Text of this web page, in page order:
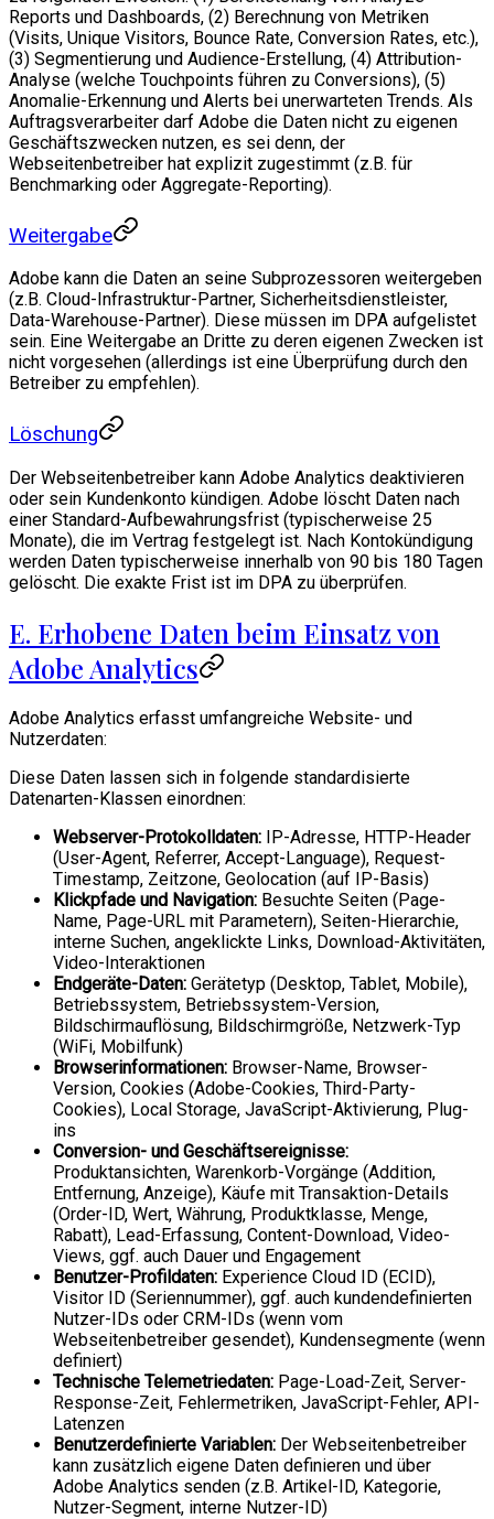
Reports und Dashboards, (2) Berechnung von Metriken
(Visits, Unique Visitors, Bounce Rate, Conversion Rates, etc.),
(3) Segmentierung und Audience-Erstellung, (4) Attribution-
Analyse (welche Touchpoints führen zu Conversions), (5)
Anomalie-Erkennung und Alerts bei unerwarteten Trends. Als
Auftragsverarbeiter darf Adobe die Daten nicht zu eigenen
Geschäftszwecken nutzen, es sei denn, der
Webseitenbetreiber hat explizit zugestimmt (z.B. für
Benchmarking oder Aggregate-Reporting).
Weitergabe
Adobe kann die Daten an seine Subprozessoren weitergeben
(z.B. Cloud-Infrastruktur-Partner, Sicherheitsdienstleister,
Data-Warehouse-Partner). Diese müssen im DPA aufgelistet
sein. Eine Weitergabe an Dritte zu deren eigenen Zwecken ist
nicht vorgesehen (allerdings ist eine Überprüfung durch den
Betreiber zu empfehlen).
Löschung
Der Webseitenbetreiber kann Adobe Analytics deaktivieren
oder sein Kundenkonto kündigen. Adobe löscht Daten nach
einer Standard-Aufbewahrungsfrist (typischerweise 25
Monate), die im Vertrag festgelegt ist. Nach Kontokündigung
werden Daten typischerweise innerhalb von 90 bis 180 Tagen
gelöscht. Die exakte Frist ist im DPA zu überprüfen.
E. Erhobene Daten beim Einsatz von
Adobe Analytics
Adobe Analytics erfasst umfangreiche Website- und
Nutzerdaten:
Diese Daten lassen sich in folgende standardisierte
Datenarten-Klassen einordnen:
Webserver-Protokolldaten: IP-Adresse, HTTP-Header
(User-Agent, Referrer, Accept-Language), Request-
Timestamp, Zeitzone, Geolocation (auf IP-Basis)
Klickpfade und Navigation: Besuchte Seiten (Page-
Name, Page-URL mit Parametern), Seiten-Hierarchie,
interne Suchen, angeklickte Links, Download-Aktivitäten,
Video-Interaktionen
Endgeräte-Daten: Gerätetyp (Desktop, Tablet, Mobile),
Betriebssystem, Betriebssystem-Version,
Bildschirmauflösung, Bildschirmgröße, Netzwerk-Typ
(WiFi, Mobilfunk)
Browserinformationen: Browser-Name, Browser-
Version, Cookies (Adobe-Cookies, Third-Party-
Cookies), Local Storage, JavaScript-Aktivierung, Plug-
ins
Conversion- und Geschäftsereignisse:
Produktansichten, Warenkorb-Vorgänge (Addition,
Entfernung, Anzeige), Käufe mit Transaktion-Details
(Order-ID, Wert, Währung, Produktklasse, Menge,
Rabatt), Lead-Erfassung, Content-Download, Video-
Views, ggf. auch Dauer und Engagement
Benutzer-Profildaten: Experience Cloud ID (ECID),
Visitor ID (Seriennummer), ggf. auch kundendefinierten
Nutzer-IDs oder CRM-IDs (wenn vom
Webseitenbetreiber gesendet), Kundensegmente (wenn
definiert)
Technische Telemetriedaten: Page-Load-Zeit, Server-
Response-Zeit, Fehlermetriken, JavaScript-Fehler, API-
Latenzen
Benutzerdefinierte Variablen: Der Webseitenbetreiber
kann zusätzlich eigene Daten definieren und über
Adobe Analytics senden (z.B. Artikel-ID, Kategorie,
Nutzer-Segment, interne Nutzer-ID)